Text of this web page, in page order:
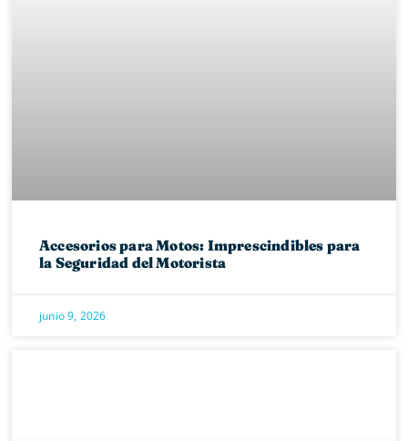
Accesorios para Motos: Imprescindibles para
la Seguridad del Motorista
junio 9, 2026